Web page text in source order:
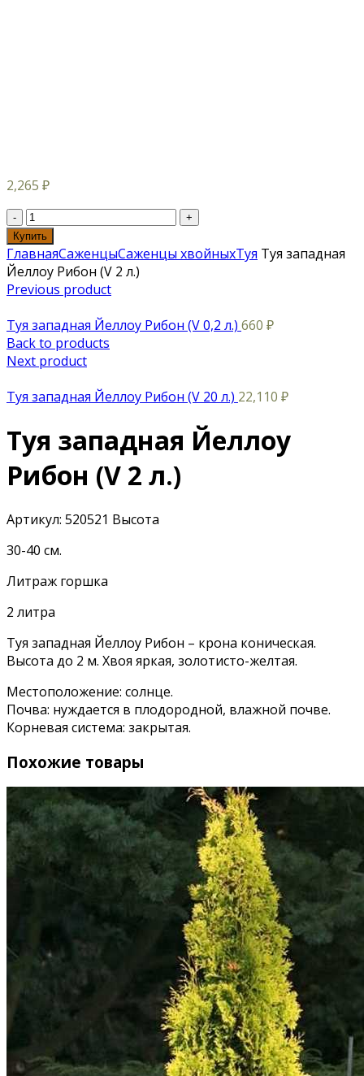
2,265 ₽
Купить
ГлавнаяСаженцыСаженцы хвойныхТуя Туя западная
Йеллоу Рибон (V 2 л.)
Previous product
Туя западная Йеллоу Рибон (V 0,2 л.) 660 ₽
Back to products
Next product
Туя западная Йеллоу Рибон (V 20 л.) 22,110 ₽
Туя западная Йеллоу
Рибон (V 2 л.)
Артикул: 520521 Высота
30-40 см.
Литраж горшка
2 литра
Туя западная Йеллоу Рибон – крона коническая.
Высота до 2 м. Хвоя яркая, золотисто-желтая.
Местоположение: солнце.
Почва: нуждается в плодородной, влажной почве.
Корневая система: закрытая.
Похожие товары